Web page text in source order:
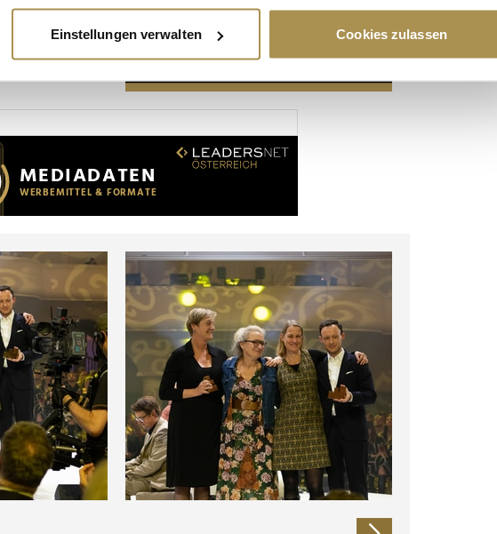
Daten verarbeitet werden, und legen Sie Ihre Präferenzen im
zu personalisieren, Funktionen für soziale Medien anbieten zu können
Werbung und Analysen weiter. Unsere Partner führen diese Informationen
die Sie ihnen bereitgestellt haben oder die sie im Rahmen Ihrer Nutzung
Einstellungen verwalten Cookies zulassen